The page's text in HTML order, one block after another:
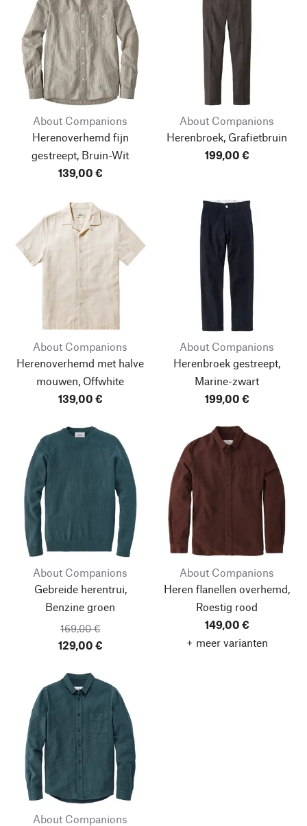
About Companions
Herenoverhemd fijn
gestreept, Bruin-Wit
139,00 €
About Companions
Herenbroek, Grafietbruin
199,00 €
About Companions
Herenoverhemd met halve
mouwen, Offwhite
139,00 €
About Companions
Herenbroek gestreept,
Marine-zwart
199,00 €
About Companions
Gebreide herentrui,
Benzine groen
169,00 €
129,00 €
About Companions
Heren flanellen overhemd,
Roestig rood
149,00 €
+ meer varianten
About Companions